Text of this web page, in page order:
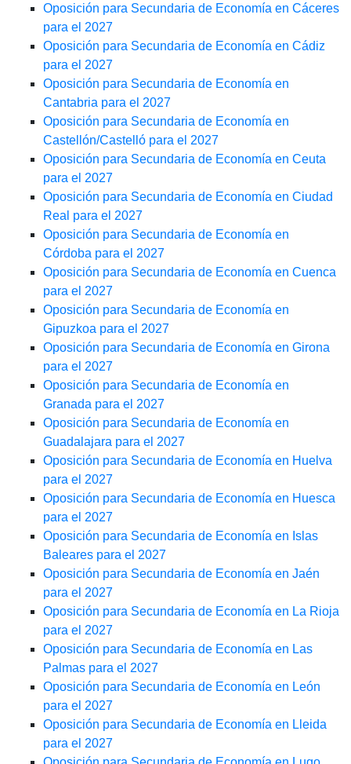
Oposición para Secundaria de Economía en Cáceres
para el 2027
Oposición para Secundaria de Economía en Cádiz
para el 2027
Oposición para Secundaria de Economía en
Cantabria para el 2027
Oposición para Secundaria de Economía en
Castellón/Castelló para el 2027
Oposición para Secundaria de Economía en Ceuta
para el 2027
Oposición para Secundaria de Economía en Ciudad
Real para el 2027
Oposición para Secundaria de Economía en
Córdoba para el 2027
Oposición para Secundaria de Economía en Cuenca
para el 2027
Oposición para Secundaria de Economía en
Gipuzkoa para el 2027
Oposición para Secundaria de Economía en Girona
para el 2027
Oposición para Secundaria de Economía en
Granada para el 2027
Oposición para Secundaria de Economía en
Guadalajara para el 2027
Oposición para Secundaria de Economía en Huelva
para el 2027
Oposición para Secundaria de Economía en Huesca
para el 2027
Oposición para Secundaria de Economía en Islas
Baleares para el 2027
Oposición para Secundaria de Economía en Jaén
para el 2027
Oposición para Secundaria de Economía en La Rioja
para el 2027
Oposición para Secundaria de Economía en Las
Palmas para el 2027
Oposición para Secundaria de Economía en León
para el 2027
Oposición para Secundaria de Economía en Lleida
para el 2027